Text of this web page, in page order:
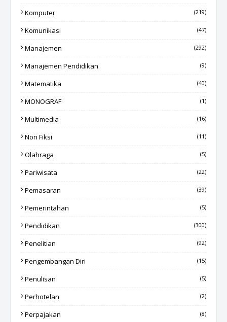
Komputer (219)
Komunikasi (47)
Manajemen (292)
Manajemen Pendidikan (9)
Matematika (40)
MONOGRAF (1)
Multimedia (16)
Non Fiksi (11)
Olahraga (5)
Pariwisata (22)
Pemasaran (39)
Pemerintahan (5)
Pendidikan (300)
Penelitian (92)
Pengembangan Diri (15)
Penulisan (5)
Perhotelan (2)
Perpajakan (8)